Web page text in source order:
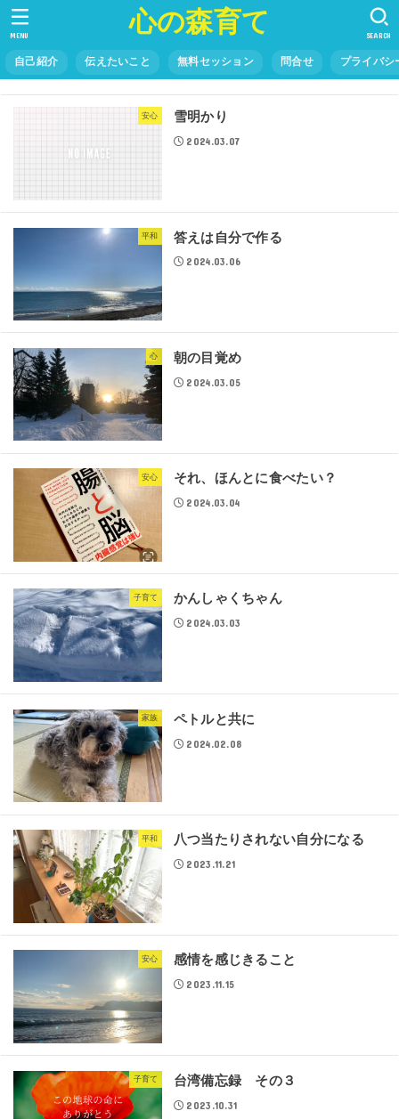
心の森育て
自己紹介 伝えたいこと 無料セッション 問合せ プライバシ
SEARCH
MENU
安心 雪明かり
2024.03.07
平和 答えは自分で作る
2024.03.06
心 朝の目覚め
2024.03.05
安心 それ、ほんとに食べたい？
2024.03.04
子育て かんしゃくちゃん
2024.03.03
家族 ペトルと共に
2024.02.08
平和 八つ当たりされない自分になる
2023.11.21
安心 感情を感じきること
2023.11.15
子育て 台湾備忘録 その３
2023.10.31